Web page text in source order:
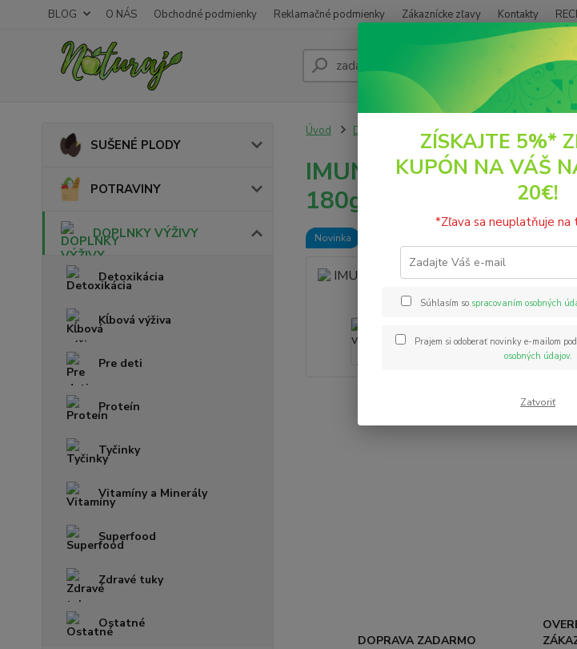
BLOG O NÁS Obchodné podmienky Reklamačné podmienky Zákaznícke zľavy Kontakty
SUŠENÉ PLODY
POTRAVINY
DOPLNKY VÝŽIVY
Detoxikácia
Kĺbová výživa
Pre deti
Proteín
Tyčinky
Vitamíny a Minerály
Superfood
Zdravé tuky
Ostatné
Úvod DOPLNKY VÝŽIVY IMUNITA vegánske želé
IMUNITA vegánske
180g GUMMLEY
Novinka
DOPRAVA ZADARMO
ZÍSKAJTE 5%*
KUPÓN NA VÁŠ
20€!
*Zľava sa neuplatňuje na
Súhlasím so spracovaním osobných
Prajem si odoberať novinky e-mailom
osobných údajov.
Zatvoriť